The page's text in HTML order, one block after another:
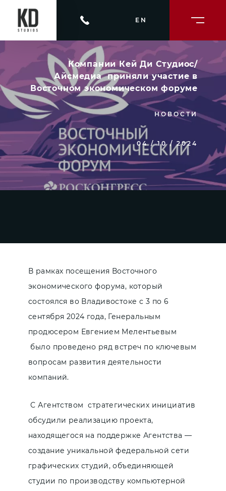
EN
Компании Кей Ди Студиос/
Айсмедиа приняли участие в
Восточном экономическом форуме
НОВОСТИ
04 / 10 / 2024
В рамках посещения Восточного
экономического форума, который
состоялся во Владивостоке с 3 по 6
сентября 2024 года, Генеральным
продюсером Евгением Мелентьевым
было проведено ряд встреч по ключевым
вопросам развития деятельности
компаний.
С Агентством стратегических инициатив
обсудили реализацию проекта,
находящегося на поддержке Агентства —
создание уникальной федеральной сети
графических студий, объединяющей
студии по производству компьютерной